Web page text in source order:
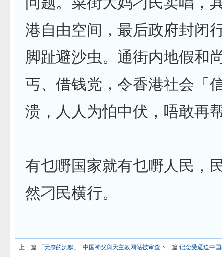
港自由空间，最后政府封闭
脚趾避沙虫。通街内地假和
丐、借钱党，令香港社会「
溃，人人为怕中伏，唔敢再
有乜嘢国家就有乜嘢人民，
然刁民横行。
上一篇: 「无奈的沉默」: 中国神父與天主教网站被审查下一篇:记念受逼迫中